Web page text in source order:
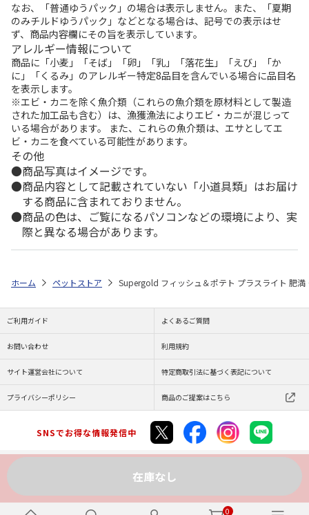
0
なお、「普通ゆうパック」の場合は表示しません。また、「夏期
のみチルドゆうパック」などとなる場合は、記号での表示はせ
ず、商品内容欄にその旨を表示しています。
アレルギー情報について
商品に「小麦」「そば」「卵」「乳」「落花生」「えび」「か
に」「くるみ」のアレルギー特定8品目を含んでいる場合に品目名
を表示します。
※エビ・カニを除く魚介類（これらの魚介類を原材料として製造
された加工品も含む）は、漁獲漁法によりエビ・カニが混じって
いる場合があります。 また、これらの魚介類は、エサとしてエ
ビ・カニを食べている可能性があります。
その他
商品写真はイメージです。
商品内容として記載されていない「小道具類」はお届け
する商品に含まれておりません。
商品の色は、ご覧になるパソコンなどの環境により、実
際と異なる場合があります。
在庫なし
ホーム ペットストア Supergold フィッシュ＆ポテト プラスライト 肥
ご利用ガイド よくあるご質問
お問い合わせ 利用規約
サイト運営会社について 特定商取引法に基づく表記について
プライバシーポリシー 商品のご提案はこちら
SNSでお得な情報発信中